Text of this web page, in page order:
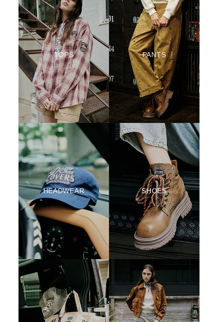
TOPS PANTS
HEADWEAR SHOES